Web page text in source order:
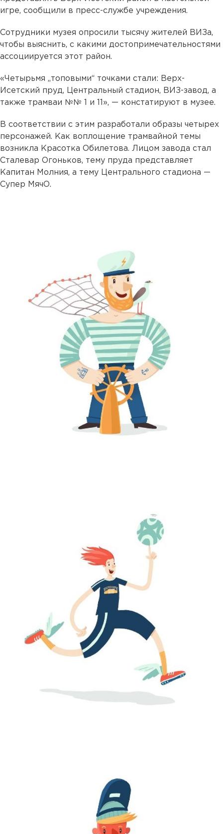
игре, сообщили в пресс-службе учреждения.
Сотрудники музея опросили тысячу жителей ВИЗа,
чтобы выяснить, с какими достопримечательностями
ассоциируется этот район.
«Четырьмя „топовыми“ точками стали: Верх-
Исетский пруд, Центральный стадион, ВИЗ-завод, а
также трамваи №№ 1 и 11», — констатируют в музее.
В соответствии с этим разработали образы четырех
персонажей. Как воплощение трамвайной темы
возникла Красотка Обилетова. Лицом завода стал
Сталевар Огоньков, тему пруда представляет
Капитан Молния, а тему Центрального стадиона —
Супер МячО.